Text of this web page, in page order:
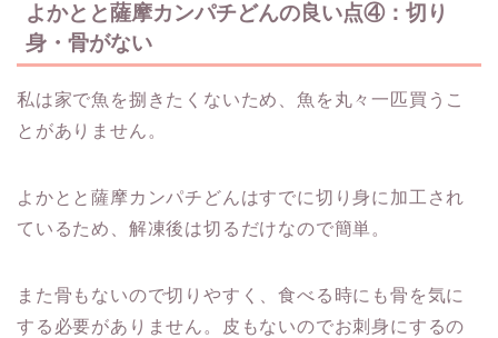
よかとと薩摩カンパチどんの良い点④：切り
身・骨がない
私は家で魚を捌きたくないため、魚を丸々一匹買うこ
とがありません。
よかとと薩摩カンパチどんはすでに切り身に加工され
ているため、解凍後は切るだけなので簡単。
また骨もないので切りやすく、食べる時にも骨を気に
する必要がありません。皮もないのでお刺身にするの